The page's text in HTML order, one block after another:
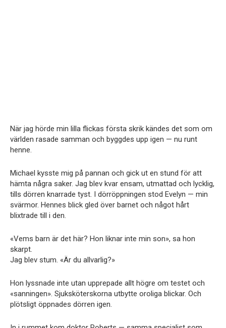
När jag hörde min lilla flickas första skrik kändes det som om
världen rasade samman och byggdes upp igen — nu runt
henne.
Michael kysste mig på pannan och gick ut en stund för att
hämta några saker. Jag blev kvar ensam, utmattad och lycklig,
tills dörren knarrade tyst. I dörröppningen stod Evelyn — min
svärmor. Hennes blick gled över barnet och något hårt
blixtrade till i den.
«Vems barn är det här? Hon liknar inte min son», sa hon
skarpt.
Jag blev stum. «Är du allvarlig?»
Hon lyssnade inte utan upprepade allt högre om testet och
«sanningen». Sjuksköterskorna utbytte oroliga blickar. Och
plötsligt öppnades dörren igen.